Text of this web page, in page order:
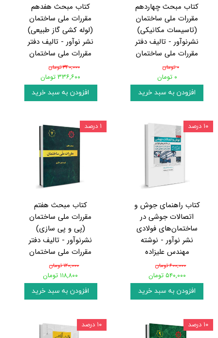
کتاب مبحث چهاردهم
مقررات ملی ساختمان
(تاسیسات مکانیکی)
نشرنوآور - تالیف دفتر
مقررات ملی ساختمان
۰ تومان
۰ تومان
افزودن به سبد خرید
کتاب مبحث هفدهم
مقررات ملی ساختمان
(لوله کشی گاز طبیعی)
نشر نوآور - تالیف دفتر
مقررات ملی ساختمان
۳۴۰,۰۰۰ تومان
۳۳۶,۶۰۰ تومان
افزودن به سبد خرید
کتاب راهنمای جوش و
اتصالات جوشی در
ساختمان‌های فولادی
نشر نوآور - نوشته
مهندس علیزاده
۶۰۰,۰۰۰ تومان
۵۴۰,۰۰۰ تومان
افزودن به سبد خرید
۱۰ درصد
کتاب مبحث هفتم
مقررات ملی ساختمان
(پی و پی سازی)
نشرنوآور - تالیف دفتر
مقررات ملی ساختمان
۱۲۰,۰۰۰ تومان
۱۱۸,۸۰۰ تومان
افزودن به سبد خرید
۱ درصد
۱۰ درصد ۱۰ درصد